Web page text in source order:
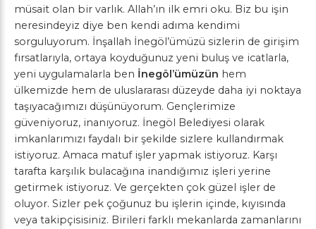
müsait olan bir varlık. Allah’ın ilk emri oku. Biz bu işin
neresindeyiz diye ben kendi adıma kendimi
sorguluyorum. İnşallah İnegöl’ümüzü sizlerin de girişim
fırsatlarıyla, ortaya koyduğunuz yeni buluş ve icatlarla,
yeni uygulamalarla ben İnegöl’ümüzün hem
ülkemizde hem de uluslararası düzeyde daha iyi noktaya
taşıyacağımızı düşünüyorum. Gençlerimize
güveniyoruz, inanıyoruz. İnegöl Belediyesi olarak
imkanlarımızı faydalı bir şekilde sizlere kullandırmak
istiyoruz. Amaca matuf işler yapmak istiyoruz. Karşı
tarafta karşılık bulacağına inandığımız işleri yerine
getirmek istiyoruz. Ve gerçekten çok güzel işler de
oluyor. Sizler pek çoğunuz bu işlerin içinde, kıyısında
veya takipçisisiniz. Birileri farklı mekanlarda zamanlarını